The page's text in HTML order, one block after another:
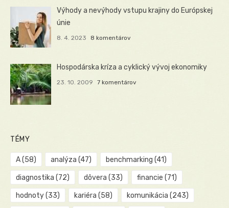
Výhody a nevýhody vstupu krajiny do Európskej
únie
8. 4. 2023 8 komentárov
Hospodárska kríza a cyklický vývoj ekonomiky
23. 10. 2009 7 komentárov
TÉMY
A(58) analýza (47) benchmarking (41)
diagnostika (72) dôvera (33) financie (71)
hodnoty(33) kariéra (58) komunikácia (243)